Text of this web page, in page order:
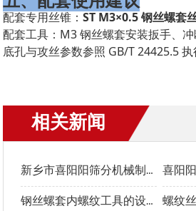
配套专用丝锥：ST M3×0.5 钢丝螺套
配套工具：M3 钢丝螺套安装扳手、
底孔与攻丝参数参照 GB/T 24425.5 执
相关新闻
新乡市喜阳阳筛分机械制造有限公司螺套中文手册
钢丝螺套内螺纹工具的设计要点 螺纹